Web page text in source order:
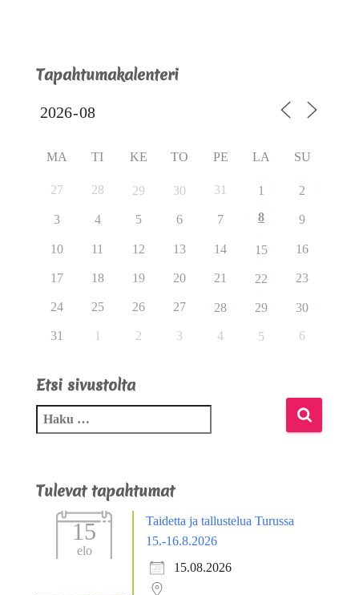
Tapahtumakalenteri
MA TI KE TO PE LA SU
27 28 29 30 31 1 2
3 4 5 6 7 8 9
10 11 12 13 14 15 16
17 18 19 20 21 22 23
24 25 26 27 28 29 30
31 1 2 3 4 5 6
Etsi sivustolta
Tulevat tapahtumat
15
elo
Taidetta ja tallustelua Turussa
15.-16.8.2026
15.08.2026